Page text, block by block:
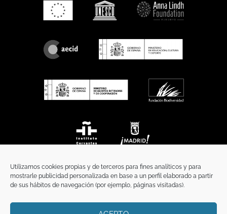
Utilizamos cookies propias y de terceros para fines analíticos y para
mostrarle publicidad personalizada en base a un perfil elaborado a partir
de sus hábitos de navegación (por ejemplo, páginas visitadas).